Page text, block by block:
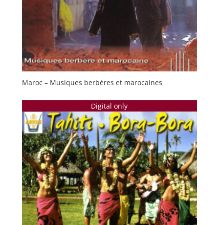
Maroc – Musiques berbères et marocaines
Digital only